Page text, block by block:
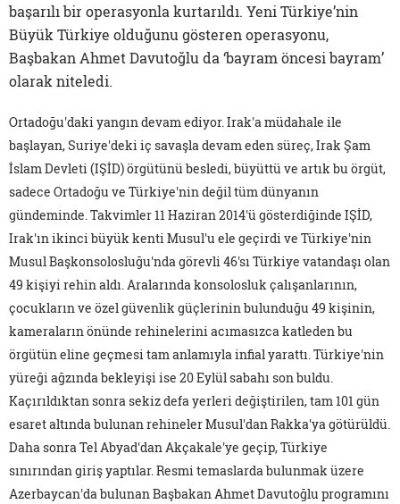
başarılı bir operasyonla kurtarıldı. Yeni Türkiye’nin
Büyük Türkiye olduğunu gösteren operasyonu,
Başbakan Ahmet Davutoğlu da ‘bayram öncesi bayram’
olarak niteledi.
Ortadoğu'daki yangın devam ediyor. Irak'a müdahale ile
başlayan, Suriye'deki iç savaşla devam eden süreç, Irak Şam
İslam Devleti (IŞİD) örgütünü besledi, büyüttü ve artık bu örgüt,
sadece Ortadoğu ve Türkiye'nin değil tüm dünyanın
gündeminde. Takvimler 11 Haziran 2014'ü gösterdiğinde IŞİD,
Irak'ın ikinci büyük kenti Musul'u ele geçirdi ve Türkiye'nin
Musul Başkonsolosluğu'nda görevli 46'sı Türkiye vatandaşı olan
49 kişiyi rehin aldı. Aralarında konsolosluk çalışanlarının,
çocukların ve özel güvenlik güçlerinin bulunduğu 49 kişinin,
kameraların önünde rehinelerini acımasızca katleden bu
örgütün eline geçmesi tam anlamıyla infial yarattı. Türkiye'nin
yüreği ağzında bekleyişi ise 20 Eylül sabahı son buldu.
Kaçırıldıktan sonra sekiz defa yerleri değiştirilen, tam 101 gün
esaret altında bulunan rehineler Musul'dan Rakka'ya götürüldü.
Daha sonra Tel Abyad'dan Akçakale'ye geçip, Türkiye
sınırından giriş yaptılar. Resmi temaslarda bulunmak üzere
Azerbaycan'da bulunan Başbakan Ahmet Davutoğlu programını